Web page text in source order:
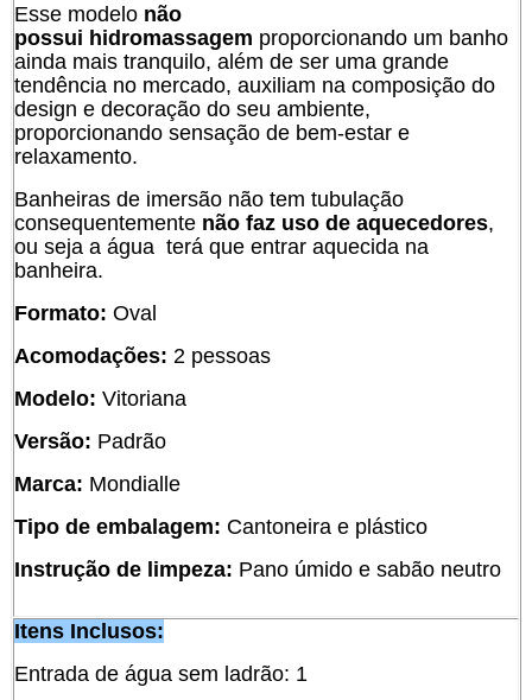
Esse modelo não
possui hidromassagem proporcionando um banho
ainda mais tranquilo, além de ser uma grande
tendência no mercado, auxiliam na composição do
design e decoração do seu ambiente,
proporcionando sensação de bem-estar e
relaxamento.
Banheiras de imersão não tem tubulação
consequentemente não faz uso de aquecedores,
ou seja a água terá que entrar aquecida na
banheira.
Formato: Oval
Acomodações: 2 pessoas
Modelo: Vitoriana
Versão: Padrão
Marca: Mondialle
Tipo de embalagem: Cantoneira e plástico
Instrução de limpeza: Pano úmido e sabão neutro
Itens Inclusos:
Entrada de água sem ladrão: 1